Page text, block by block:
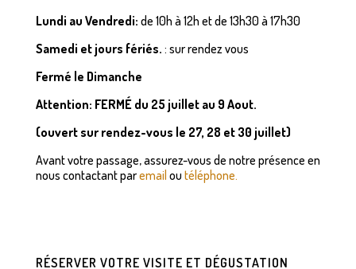
Lundi au Vendredi: de 10h à 12h et de 13h30 à 17h30
Samedi et jours fériés. : sur rendez vous
Fermé le Dimanche
Attention: FERMÉ du 25 juillet au 9 Aout.
(ouvert sur rendez-vous le 27, 28 et 30 juillet)
Avant votre passage, assurez-vous de notre présence en
nous contactant paremail ou téléphone.
RÉSERVER VOTRE VISITE ET DÉGUSTATION